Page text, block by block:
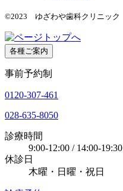
©2023 ゆざわや歯科クリニック
各種ご案内
事前予約制
0120-307-461
028-635-8050
診療時間
9:00-12:00 / 14:00-19:30
休診日
木曜・日曜・祝日